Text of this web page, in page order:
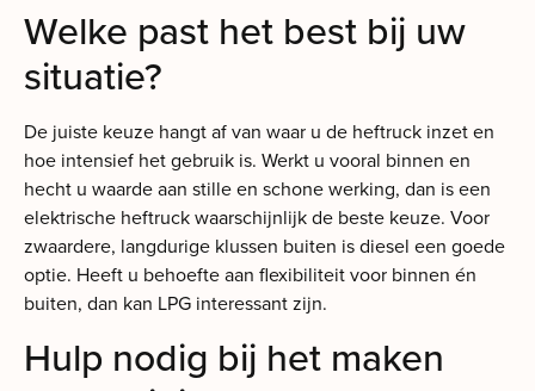
Welke past het best bij uw
situatie?
De juiste keuze hangt af van waar u de heftruck inzet en
hoe intensief het gebruik is. Werkt u vooral binnen en
hecht u waarde aan stille en schone werking, dan is een
elektrische heftruck waarschijnlijk de beste keuze. Voor
zwaardere, langdurige klussen buiten is diesel een goede
optie. Heeft u behoefte aan flexibiliteit voor binnen én
buiten, dan kan LPG interessant zijn.
Hulp nodig bij het maken